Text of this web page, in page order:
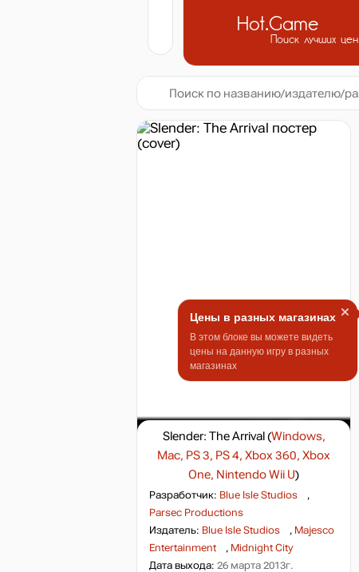
Hot.Game
Поиск лучших цен
Slender: The Arrival (Windows,
Mac, PS 3, PS 4, Xbox 360, Xbox
One, Nintendo Wii U)
Разработчик: Blue Isle Studios
,
Parsec Productions
Издатель: Blue Isle Studios , Majesco
Entertainment
, Midnight City
Дата выхода: 26 марта 2013г.
Цены в разных магазинах
В этом блоке вы можете видеть
цены на данную игру в разных
магазинах